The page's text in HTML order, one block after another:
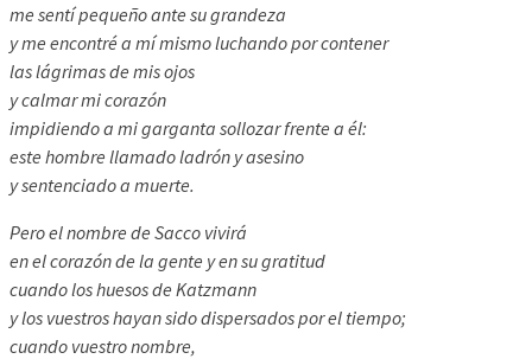
me sentí pequeño ante su grandeza
y me encontré a mí mismo luchando por contener
las lágrimas de mis ojos
y calmar mi corazón
impidiendo a mi garganta sollozar frente a él:
este hombre llamado ladrón y asesino
y sentenciado a muerte.
Pero el nombre de Sacco vivirá
en el corazón de la gente y en su gratitud
cuando los huesos de Katzmann
y los vuestros hayan sido dispersados por el tiempo;
cuando vuestro nombre,